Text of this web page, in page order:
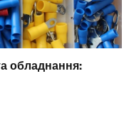
обладнання: